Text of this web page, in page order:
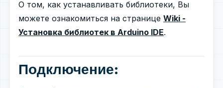
О том, как устанавливать библиотеки, Вы
можете ознакомиться на странице Wiki -
Установка библиотек в Arduino IDE.
Подключение: